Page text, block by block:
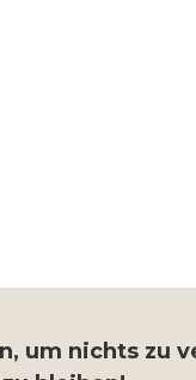
um nichts zu